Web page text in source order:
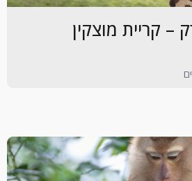
– קריית מוצקין